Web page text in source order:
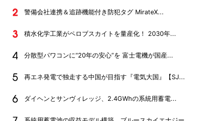
警備会社連携＆追跡機能付き防犯タグ MirateX...
積水化学工業がペロブスカイトを量産化！ 2030年...
分散型パワコンに“20年の安心”を 富士電機が国産...
再エネ発電で独走する中国が目指す『電気大国』【SJ...
ダイヘンとサンヴィレッジ、2.4GWhの系統用蓄電...